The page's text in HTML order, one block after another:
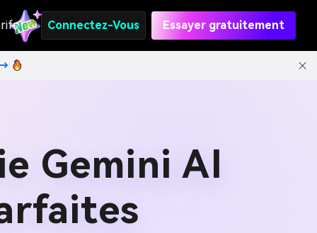
Connectez-Vous Essayer gratuitement
Gemini AI